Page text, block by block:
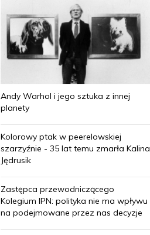
Andy Warhol i jego sztuka z innej
planety
Kolorowy ptak w peerelowskiej
szarzyźnie - 35 lat temu zmarła Kalina
Jędrusik
Zastępca przewodniczącego
Kolegium IPN: polityka nie ma wpływu
na podejmowane przez nas decyzje